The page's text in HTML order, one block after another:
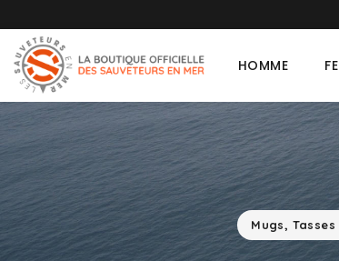
HOMME
Mugs,